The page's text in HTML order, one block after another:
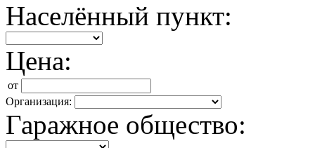
Населённый пункт:
Цена:
от
Организация:
Гаражное общество: